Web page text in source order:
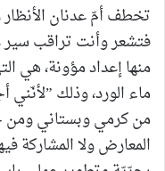
تخطف أمّ عدنان
فتشعر وأنت تراقب سير
منها إعداد مؤونة، هي
ماء الورد، وذلك
من كرمي وبستاني ومن
المعارض ولا المشاركة